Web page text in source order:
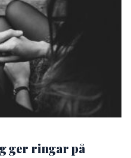
ger ringar på